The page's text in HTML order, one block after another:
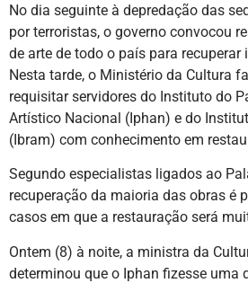
No dia seguinte à depredação das
por terroristas, o governo convocou
de arte de todo o país para recuperar
Nesta tarde, o Ministério da Cultura
requisitar servidores do Instituto do
Artístico Nacional (Iphan) e do
(Ibram) com conhecimento em
Segundo especialistas ligados ao
recuperação da maioria das obras é
casos em que a restauração será
Ontem (8) à noite, a ministra da
determinou que o Iphan fizesse uma